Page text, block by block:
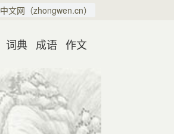
中文网（zhongwen.cn）
词典 成语 作文